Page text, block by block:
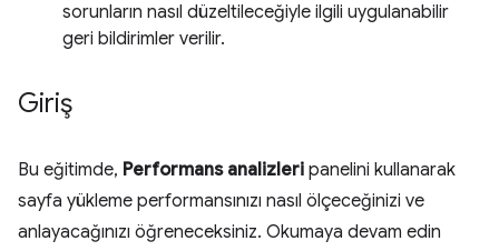
sorunların nasıl düzeltileceğiyle ilgili uygulanabilir
geri bildirimler verilir.
Giriş
Bu eğitimde, Performans analizleri panelini kullanarak
sayfa yükleme performansınızı nasıl ölçeceğinizi ve
anlayacağınızı öğreneceksiniz. Okumaya devam edin